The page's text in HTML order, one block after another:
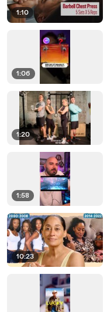
1:10
1:06
1:20
1:58
10:23